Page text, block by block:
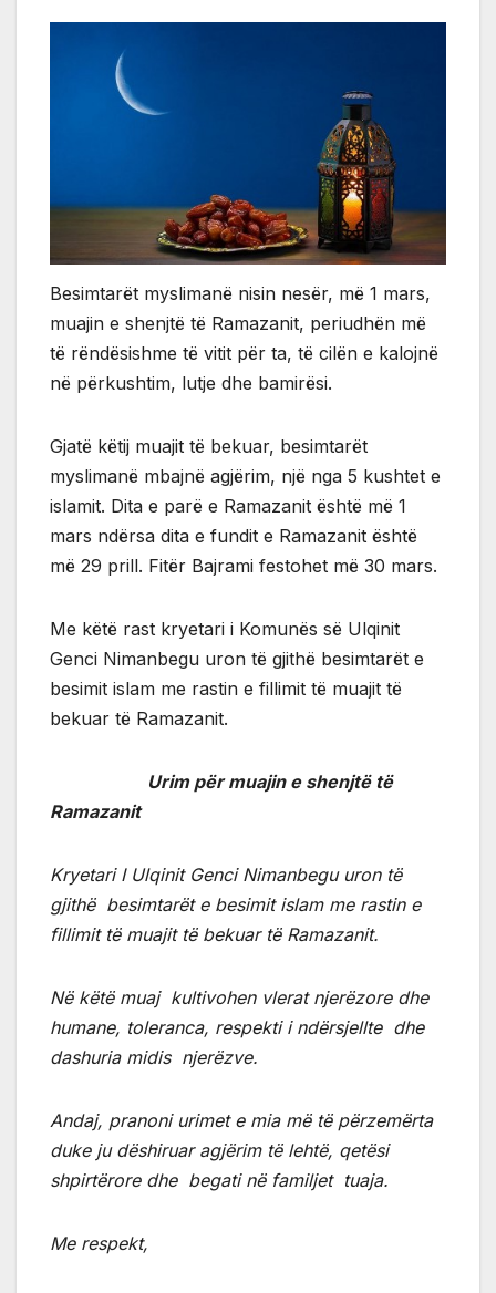
Besimtarët myslimanë nisin nesër, më 1 mars,
muajin e shenjtë të Ramazanit, periudhën më
të rëndësishme të vitit për ta, të cilën e kalojnë
në përkushtim, lutje dhe bamirësi.
Gjatë këtij muajit të bekuar, besimtarët
myslimanë mbajnë agjërim, një nga 5 kushtet e
islamit. Dita e parë e Ramazanit është më 1
mars ndërsa dita e fundit e Ramazanit është
më 29 prill. Fitër Bajrami festohet më 30 mars.
Me këtë rast kryetari i Komunës së Ulqinit
Genci Nimanbegu uron të gjithë besimtarët e
besimit islam me rastin e fillimit të muajit të
bekuar të Ramazanit.
Urim për muajin e shenjtë të
Ramazanit
Kryetari I Ulqinit Genci Nimanbegu uron të
gjithë besimtarët e besimit islam me rastin e
fillimit të muajit të bekuar të Ramazanit.
Në këtë muaj kultivohen vlerat njerëzore dhe
humane, toleranca, respekti i ndërsjellte dhe
dashuria midis njerëzve.
Andaj, pranoni urimet e mia më të përzemërta
duke ju dëshiruar agjërim të lehtë, qetësi
shpirtërore dhe begati në familjet tuaja.
Me respekt,